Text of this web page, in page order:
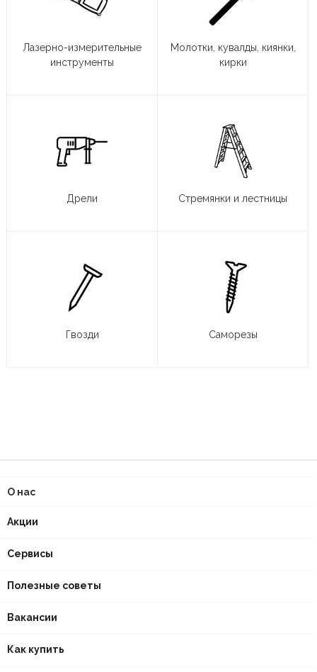
Лазерно-измерительные
инструменты
Молотки, кувалды, киянки,
кирки
Дрели Стремянки и лестницы
Гвозди Саморезы
О нас
Акции
Сервисы
Полезные советы
Вакансии
Как купить